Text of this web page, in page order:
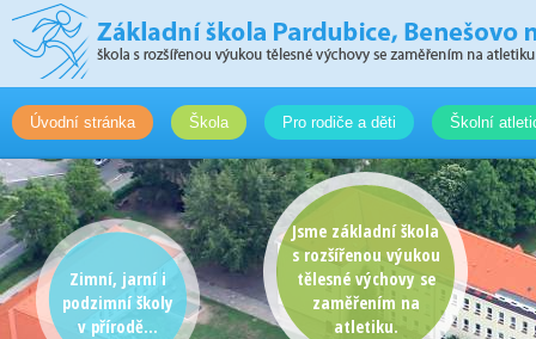
Úvodní stránka Škola Pro rodiče a děti Školní
Zimní, jarní i
podzimní školy
v přírodě...
Jsme základní škola
s rozšířenou výukou
tělesné výchovy se
zaměřením na
atletiku.